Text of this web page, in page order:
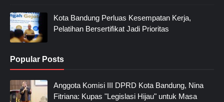
Kota Bandung Perluas Kesempatan Kerja,
Pelatihan Bersertifikat Jadi Prioritas
Popular Posts
Anggota Komisi III DPRD Kota Bandung, Nina
Fitriana: Kupas "Legislasi Hijau" untuk Masa